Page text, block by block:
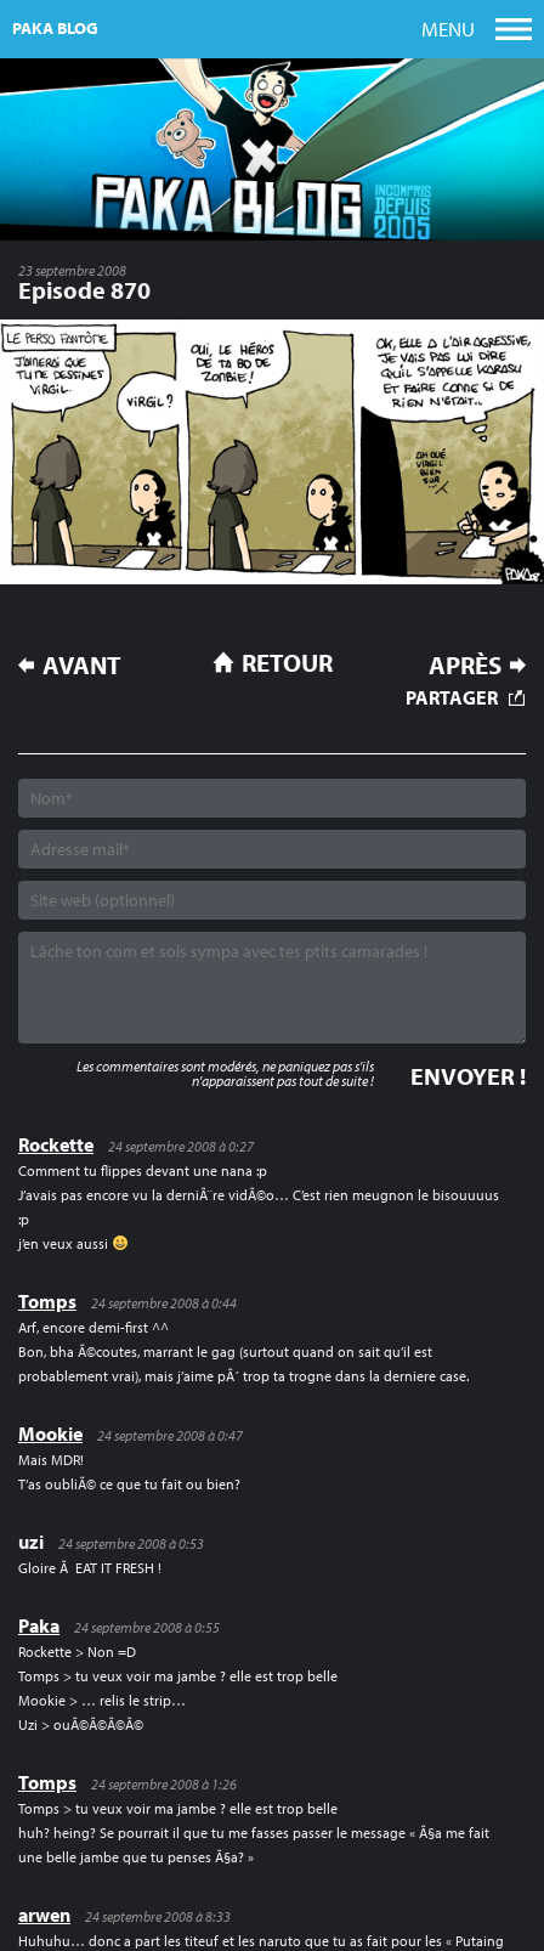
PAKA BLOG MENU
23 septembre 2008
Episode 870
NAVIGATION
DE
AVANT APRÈS
RETOUR
PARTAGER
Rockette
24 septembre 2008 à 0:27
Comment tu flippes devant une nana :p
J’avais pas encore vu la derniÃ¨re vidÃ©o… C’est rien meugnon le bisouuuus
:p
j’en veux aussi
Tomps
24 septembre 2008 à 0:44
Arf, encore demi-first ^^
Bon, bha Ã©coutes, marrant le gag (surtout quand on sait qu’il est
probablement vrai), mais j’aime pÃ´ trop ta trogne dans la derniere case.
Mookie
24 septembre 2008 à 0:47
Mais MDR!
T’as oubliÃ© ce que tu fait ou bien?
uzi
24 septembre 2008 à 0:53
Gloire Ã EAT IT FRESH !
Paka
24 septembre 2008 à 0:55
Rockette > Non =D
Tomps > tu veux voir ma jambe ? elle est trop belle
Mookie > … relis le strip…
Uzi > ouÃ©Ã©Ã©Ã©
Tomps
24 septembre 2008 à 1:26
Tomps > tu veux voir ma jambe ? elle est trop belle
huh? heing? Se pourrait il que tu me fasses passer le message « Ã§a me fait
une belle jambe que tu penses Ã§a? »
arwen
24 septembre 2008 à 8:33
Huhuhu… donc a part les titeuf et les naruto que tu as fait pour les « Putaing
Les commentaires sont modérés, ne paniquez pas s'ils
n'apparaissent pas tout de suite !